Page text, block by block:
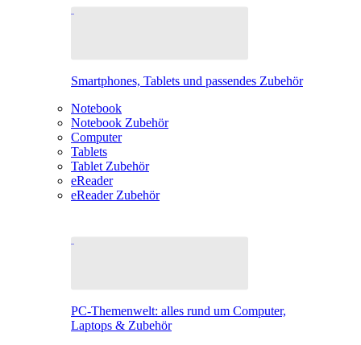
Smartphones, Tablets und passendes Zubehör
Notebook
Notebook Zubehör
Computer
Tablets
Tablet Zubehör
eReader
eReader Zubehör
PC-Themenwelt: alles rund um Computer,
Laptops & Zubehör